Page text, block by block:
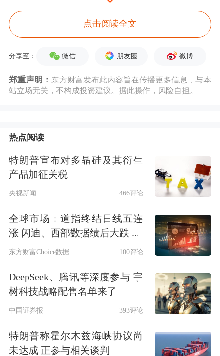
调的是真实、准确、完备的信息披露标
准，包括人数多达3百多人的庞大的聆
讯委员会以及严格的聆讯标准，以及一
定的聆讯程序。而不应将注册制改革简
单地理解为将证监会的审批权力下放到
需要配以严格、成熟的监管体制，这也
是为什么证监会表示需要做研究的必要
原因。
场多层次的角度来看，建立一个全新的
战兴板，不是太必要。因为目前国内不
了对应的上市市场，大公司、小公司对
，创新公司对应创业
合，“从一开始就觉得没太有必要再批
点击阅读全文
分享至： 微信 朋友圈 微博
郑重声明： 东方财富发布此内容旨在传播更多信息，与本
站立场无关，不构成投资建议。据此操作，风险自担。
热点阅读
特朗普宣布对多晶硅及其衍生
产品加征关税
央视新闻 466评论
全球市场：道指终结日线五连
涨 闪迪、西部数据绩后大跌 ...
东方财富Choice数据 100评论
DeepSeek、腾讯等深度参与 宇
树科技战略配售名单来了
中国证券报 393评论
特朗普称霍尔木兹海峡协议尚
未达成 正参与相关谈判